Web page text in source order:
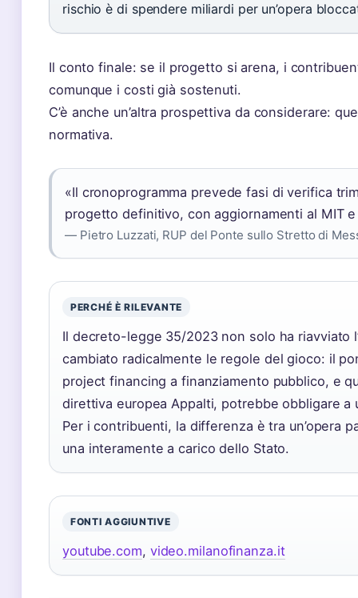
rischio è di spendere miliardi per un’opera
Il conto finale: se il progetto si arena, i
comunque i costi già sostenuti.
C’è anche un’altra prospettiva da considerare:
normativa.
«Il cronoprogramma prevede fasi di verifica
progetto definitivo, con aggiornamenti al MIT
— Pietro Luzzati, RUP del Ponte sullo Stretto di
PERCHÉ È RILEVANTE
Il decreto-legge 35/2023 non solo ha riavviato
cambiato radicalmente le regole del gioco: il
project financing a finanziamento pubblico, e
direttiva europea Appalti, potrebbe obbligare a
Per i contribuenti, la differenza è tra un’opera
una interamente a carico dello Stato.
FONTI AGGIUNTIVE
youtube.com, video.milanofinanza.it